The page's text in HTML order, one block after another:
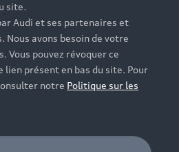
Audi e-tron vous
proposées dépendent
ci-dessous.
site.
Audi et ses partenaires et
Nous avons besoin de votre
Vous pouvez révoquer ce
présent en bas du site. Pour
notre Politique sur les